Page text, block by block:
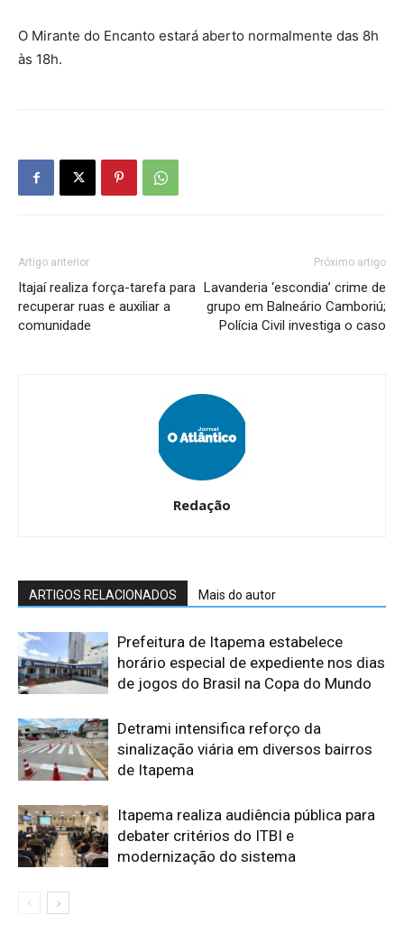
O Mirante do Encanto estará aberto normalmente das 8h
às 18h.
Artigo anterior
Itajaí realiza força-tarefa para
recuperar ruas e auxiliar a
comunidade
Próximo artigo
Lavanderia ‘escondia’ crime de
grupo em Balneário Camboriú;
Polícia Civil investiga o caso
Redação
ARTIGOS RELACIONADOS Mais do autor
Prefeitura de Itapema estabelece
horário especial de expediente nos dias
de jogos do Brasil na Copa do Mundo
Detrami intensifica reforço da
sinalização viária em diversos bairros
de Itapema
Itapema realiza audiência pública para
debater critérios do ITBI e
modernização do sistema